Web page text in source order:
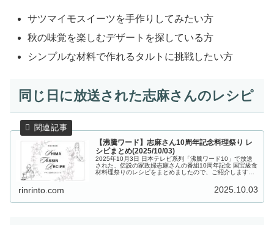
サツマイモスイーツを手作りしてみたい方
秋の味覚を楽しむデザートを探している方
シンプルな材料で作れるタルトに挑戦したい方
同じ日に放送された志麻さんのレシピ
【沸騰ワード】志麻さん10周年記念料理祭り レ
シピまとめ(2025/10/03)
2025年10月3日 日本テレビ系列「沸騰ワード10」で放送
された、伝説の家政婦志麻さんの番組10周年記念 国宝級食
材料理祭りのレシピをまとめましたので、ご紹介します。
rinrinto.com 2025.10.03